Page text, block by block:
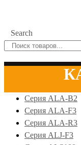
Search
Серия ALA-B2
Серия ALA-F3
Серия ALA-R3
Серия ALJ-F3